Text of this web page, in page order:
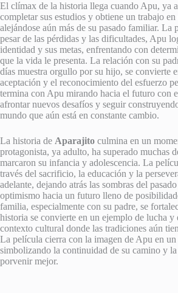
El clímax de la historia llega cuando Apu, ya
completar sus estudios y obtiene un trabajo
alejándose aún más de su pasado familiar. La
pesar de las pérdidas y las dificultades, Apu
identidad y sus metas, enfrentando con
que la vida le presenta. La relación con su
días muestra orgullo por su hijo, se convierte
aceptación y el reconocimiento del esfuerzo
termina con Apu mirando hacia el futuro con
afrontar nuevos desafíos y seguir
mundo que aún está en constante cambio.
La historia de Aparajito culmina en un
protagonista, ya adulto, ha superado muchas
marcaron su infancia y adolescencia. La
través del sacrificio, la educación y la
adelante, dejando atrás las sombras del
optimismo hacia un futuro lleno de
familia, especialmente con su padre, se
historia se convierte en un ejemplo de lucha y
contexto cultural donde las tradiciones aún
La película cierra con la imagen de Apu en
simbolizando la continuidad de su camino y la
porvenir mejor.